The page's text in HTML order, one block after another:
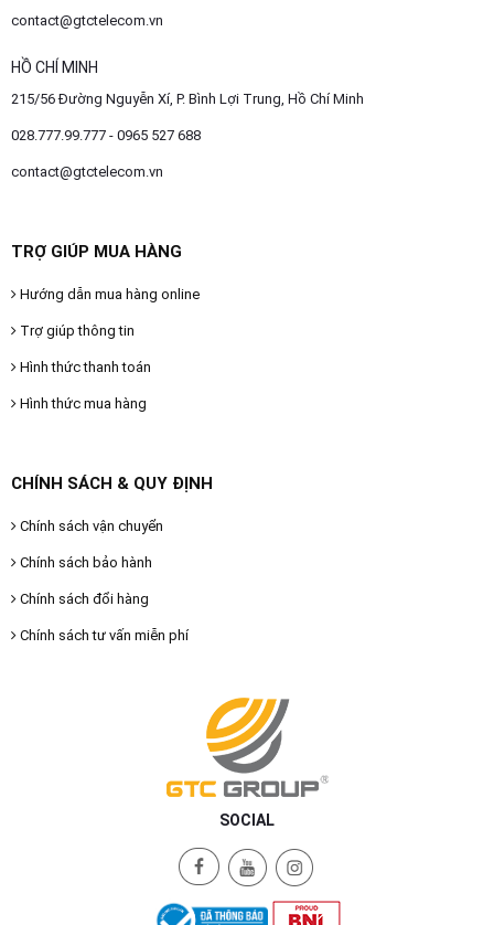
contact@gtctelecom.vn
HỒ CHÍ MINH
215/56 Đường Nguyễn Xí, P. Bình Lợi Trung, Hồ Chí Minh
028.777.99.777 - 0965 527 688
contact@gtctelecom.vn
TRỢ GIÚP MUA HÀNG
Hướng dẫn mua hàng online
Trợ giúp thông tin
Hình thức thanh toán
Hình thức mua hàng
CHÍNH SÁCH & QUY ĐỊNH
Chính sách vận chuyển
Chính sách bảo hành
Chính sách đổi hàng
Chính sách tư vấn miễn phí
SOCIAL